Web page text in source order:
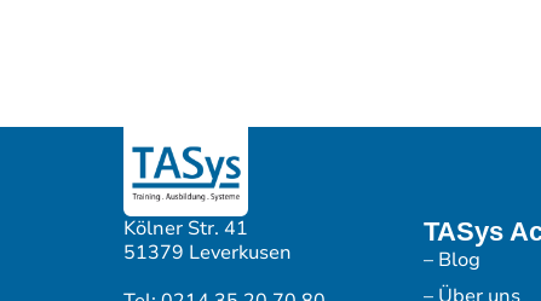
Kölner Str. 41
51379 Leverkusen
TASys
– Blog